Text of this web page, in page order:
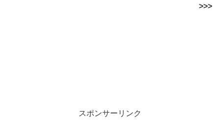
>>>
スポンサーリンク